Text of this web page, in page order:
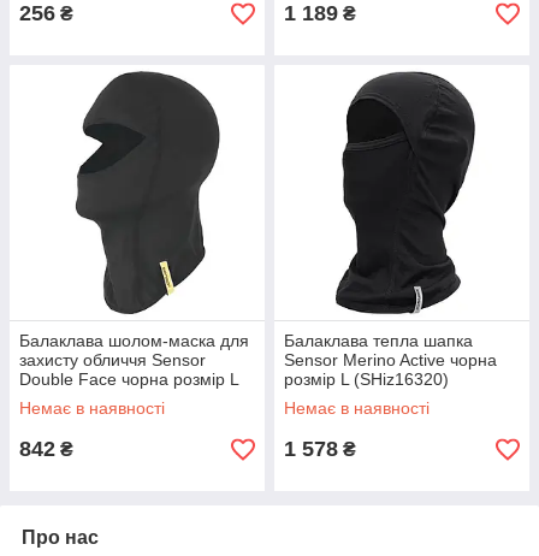
256 ₴ 1 189 ₴
Балаклава шолом-маска для
захисту обличчя Sensor
Double Face чорна розмір L
(SHiz16319)
Немає в наявності
842 ₴
Балаклава тепла шапка
Sensor Merino Active чорна
розмір L (SHiz16320)
Немає в наявності
1 578 ₴
Про нас